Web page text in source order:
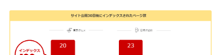
詳細を見る